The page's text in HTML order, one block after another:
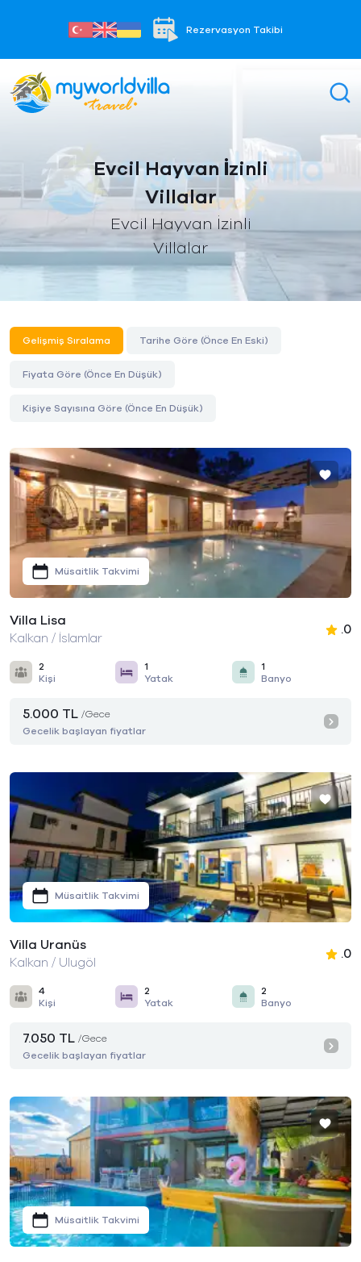
Rezervasyon Takibi
Evcil Hayvan İzinli
Villalar
Evcil Hayvan İzinli
Villalar
Gelişmiş Sıralama Tarihe Göre (Önce En Eski)
Fiyata Göre (Önce En Düşük)
Kişiye Sayısına Göre (Önce En Düşük)
Müsaitlik Takvimi
Villa Lisa
Kalkan / İslamlar
.0
2
Kişi
1
Yatak
1
Banyo
5.000 TL /Gece
Gecelik başlayan fiyatlar
Müsaitlik Takvimi
Villa Uranüs
Kalkan / Ulugöl
.0
4
Kişi
2
Yatak
2
Banyo
7.050 TL /Gece
Gecelik başlayan fiyatlar
Müsaitlik Takvimi